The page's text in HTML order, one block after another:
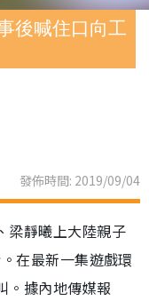
後喊住口向工
發佈時間: 2019/09/04
梁靜曦上大陸親子
在最新一集遊戲環
。據內地傳媒報